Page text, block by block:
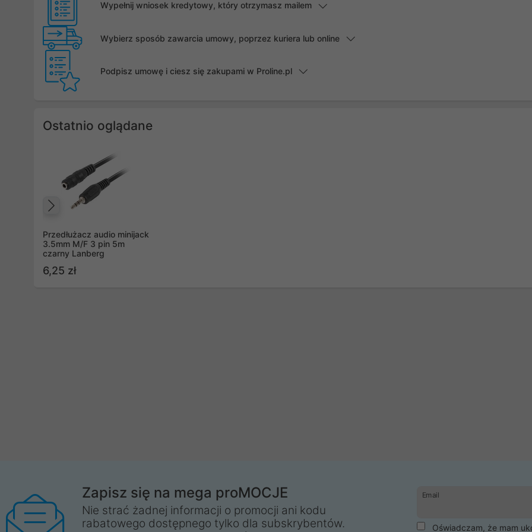
Wypełnij wniosek kredytowy, który otrzymasz mailem
Wybierz sposób zawarcia umowy, poprzez kuriera lub online
Podpisz umowę i ciesz się zakupami w Proline.pl
Ostatnio oglądane
Przedłużacz audio minijack
3.5mm M/F 3 pin 5m
czarny Lanberg
6,25 zł
Zapisz się na mega proMOCJE
Nie strać żadnej informacji o promocji ani kodu
rabatowego dostępnego tylko dla subskrybentów.
Email
Oświadczam, że mam